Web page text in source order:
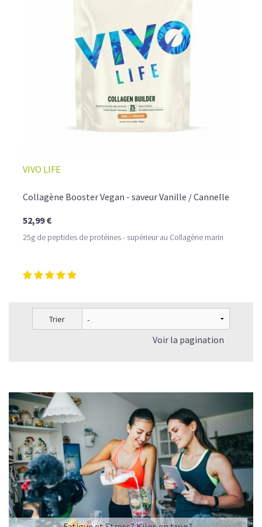
PERFORMANCE
une boisson veloutée et énergisante.
Une vraie caresse chocolatée, riche en protéines, léger
Pour les accros au chocolat qui veulent booster leurs
journées avec goût et équilibre.
Découvrir leMocha Glacé Protéiné
🍵 MATCHA LATTE GLACÉ
VIVO LIFE
Collagène Booster Vegan - saveur Vanille / Cannelle
52,99 €
25g de peptides de protéines - supérieur au Collagène marin
Trier
Voir la pagination